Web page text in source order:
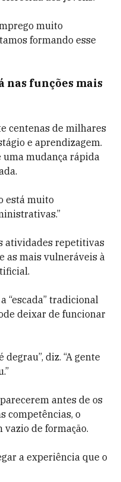
muito
formando esse
nas funções mais
centenas de milhares
e aprendizagem.
uma mudança rápida
está muito
atividades repetitivas
as mais vulneráveis à
“escada” tradicional
deixar de funcionar
diz. “A gente
antes de os
competências, o
de formação.
a experiência que o